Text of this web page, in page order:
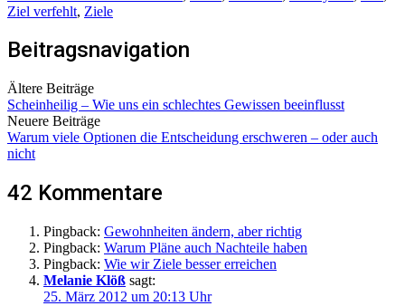
Ziel verfehlt, Ziele
Beitragsnavigation
Ältere Beiträge
Scheinheilig – Wie uns ein schlechtes Gewissen beeinflusst
Neuere Beiträge
Warum viele Optionen die Entscheidung erschweren – oder auch
nicht
42 Kommentare
Pingback: Gewohnheiten ändern, aber richtig
Pingback: Warum Pläne auch Nachteile haben
Pingback: Wie wir Ziele besser erreichen
Melanie Klöß sagt:
25. März 2012 um 20:13 Uhr